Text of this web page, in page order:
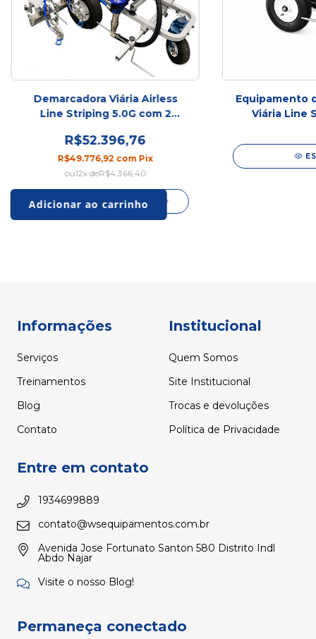
Demarcadora Viária Airless
Line Striping 5.0G com 2
Microesfera | Alta
Produtividade
R$52.396,76
R$49.776,92 com Pix
12x deR$4.366,40
Equipamento
Viária Line
Faixas e
Informações
Serviços
Treinamentos
Blog
Contato
Institucional
Quem Somos
Site Institucional
Trocas e devoluções
Política de Privacidade
Entre em contato
1934699889
contato@wsequipamentos.com.br
Avenida Jose Fortunato Santon 580 Distrito Indl
Abdo Najar
Visite o nosso Blog!
Permaneça conectado